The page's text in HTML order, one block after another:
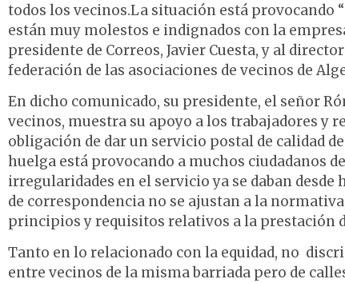
todos los vecinos.La situación está provocando
están muy molestos e indignados con la
presidente de Correos, Javier Cuesta, y al
federación de las asociaciones de vecinos de
En dicho comunicado, su presidente, el señor
vecinos, muestra su apoyo a los trabajadores y
obligación de dar un servicio postal de calidad
huelga está provocando a muchos ciudadanos
irregularidades en el servicio ya se daban desde
de correspondencia no se ajustan a la
principios y requisitos relativos a la prestación
Tanto en lo relacionado con la equidad, no
entre vecinos de la misma barriada pero de